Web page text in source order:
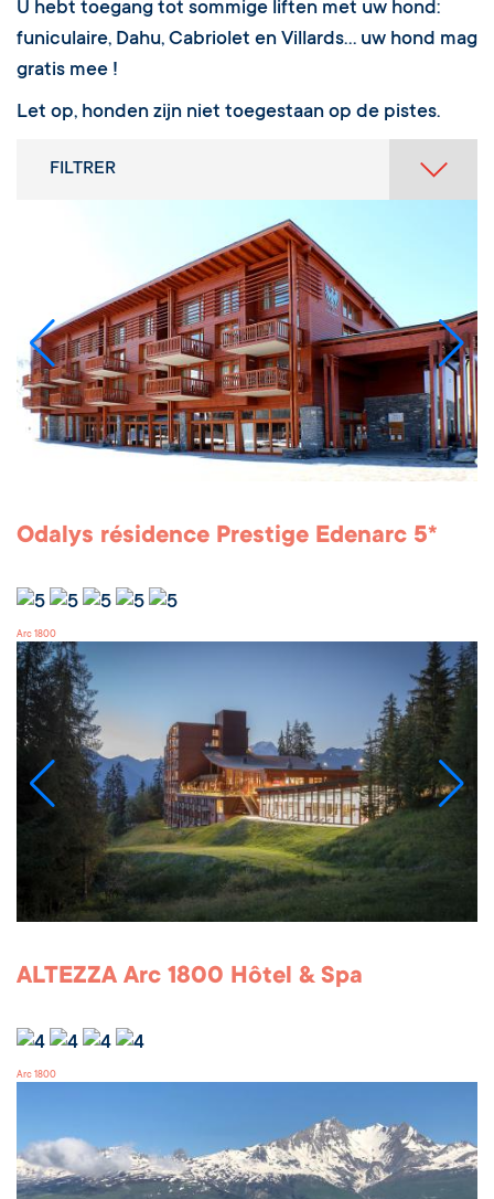
U hebt toegang tot sommige liften met uw hond:
funiculaire, Dahu, Cabriolet en Villards… uw hond mag
gratis mee !
Let op, honden zijn niet toegestaan op de pistes.
FILTRER
Odalys résidence Prestige Edenarc 5*
Arc 1800
ALTEZZA Arc 1800 Hôtel & Spa
Arc 1800